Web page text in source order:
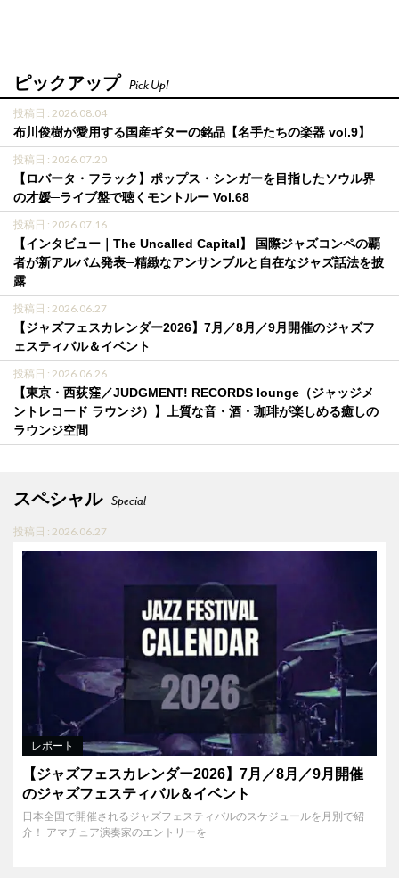
ピックアップ Pick Up!
投稿日 : 2026.08.04
布川俊樹が愛用する国産ギターの銘品【名手たちの楽器 vol.9】
投稿日 : 2026.07.20
【ロバータ・フラック】ポップス・シンガーを目指したソウル界
の才媛─ライブ盤で聴くモントルー Vol.68
投稿日 : 2026.07.16
【インタビュー｜The Uncalled Capital】 国際ジャズコンペの覇
者が新アルバム発表─精緻なアンサンブルと自在なジャズ話法を披
露
投稿日 : 2026.06.27
【ジャズフェスカレンダー2026】7月／8月／9月開催のジャズフ
ェスティバル＆イベント
投稿日 : 2026.06.26
【東京・西荻窪／JUDGMENT! RECORDS lounge（ジャッジメ
ントレコード ラウンジ）】上質な音・酒・珈琲が楽しめる癒しの
ラウンジ空間
スペシャル Special
投稿日 : 2026.06.27
レポート
【ジャズフェスカレンダー2026】7月／8月／9月開催
のジャズフェスティバル＆イベント
日本全国で開催されるジャズフェスティバルのスケジュールを月別で紹
介！ アマチュア演奏家のエントリーを･･･